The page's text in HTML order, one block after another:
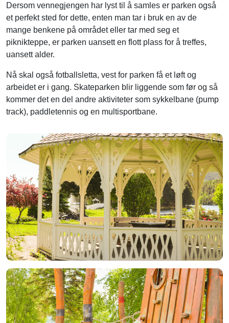
Dersom vennegjengen har lyst til å samles er parken også
et perfekt sted for dette, enten man tar i bruk en av de
mange benkene på området eller tar med seg et
piknikteppe, er parken uansett en flott plass for å treffes,
uansett alder.
Nå skal også fotballsletta, vest for parken få et løft og
arbeidet er i gang. Skateparken blir liggende som før og så
kommer det en del andre aktiviteter som sykkelbane (pump
track), paddletennis og en multisportbane.